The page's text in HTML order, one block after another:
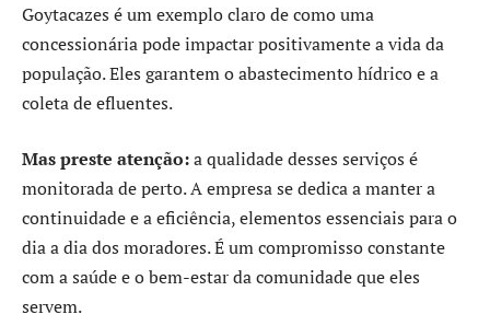
Goytacazes é um exemplo claro de como uma
concessionária pode impactar positivamente a vida da
população. Eles garantem o abastecimento hídrico e a
coleta de efluentes.
Mas preste atenção:a qualidade desses serviços é
monitorada de perto. A empresa se dedica a manter a
continuidade e a eficiência, elementos essenciais para o
dia a dia dos moradores. É um compromisso constante
com a saúde e o bem-estar da comunidade que eles
servem.